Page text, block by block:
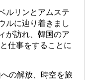
ルリンとアムステ
ルに辿り着きまし
が訪れ、韓国のア
仕事をすることに
の解放、時空を旅